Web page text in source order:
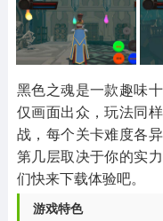
269款应用
其他
1654款应用
黑色之魂是一款趣味
仅画面出众，玩法同
战，每个关卡难度各
第几层取决于你的实
们快来下载体验吧。
游戏特色